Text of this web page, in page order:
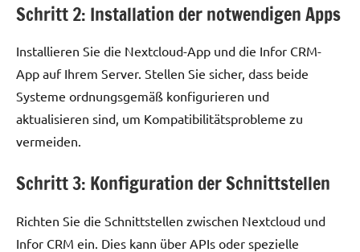
Schritt 2: Installation der notwendigen Apps
Installieren Sie die Nextcloud-App und die Infor CRM-
App auf Ihrem Server. Stellen Sie sicher, dass beide
Systeme ordnungsgemäß konfigurieren und
aktualisieren sind, um Kompatibilitätsprobleme zu
vermeiden.
Schritt 3: Konfiguration der Schnittstellen
Richten Sie die Schnittstellen zwischen Nextcloud und
Infor CRM ein. Dies kann über APIs oder spezielle